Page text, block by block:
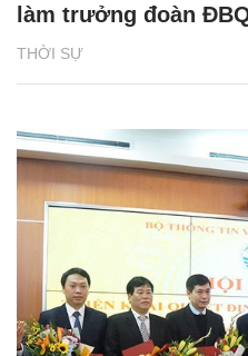
THỜI SỰ
làm trưởng đoàn